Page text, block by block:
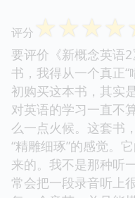
评分 ☆☆☆☆
要评价《新概念英语
书，我得从一个真正
初购买这本书，其实
对英语的学习一直不
么一点火候。这套书
“精雕细琢”的感觉。
来的。我不是那种听
常会把一段录音听上